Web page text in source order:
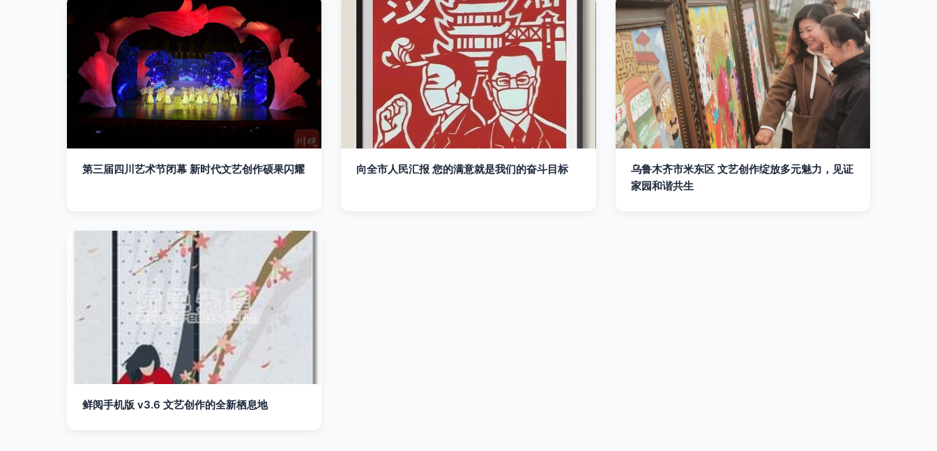
第三届四川艺术节闭幕 新时代文艺创作硕果闪耀 向全市人民汇报 您的满意就是我们的奋斗目标
乌鲁木齐市米东区 文艺创作绽放多元魅力，见证
家园和谐共生
鲜阅手机版 v3.6 文艺创作的全新栖息地